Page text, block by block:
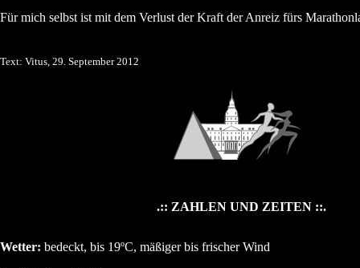
Für mich selbst ist mit dem Verlust der Kraft der Anreiz fürs
Text: Vitus, 29. September 2012
.:: ZAHLEN UND ZEITEN ::.
Wetter: bedeckt, bis 19ºC, mäßiger bis frischer Wind